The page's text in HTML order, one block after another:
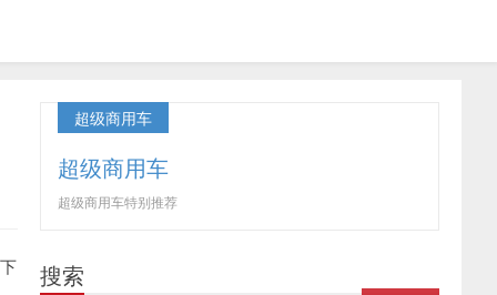
超级商用车
超级商用车
超级商用车特别推荐
搜索